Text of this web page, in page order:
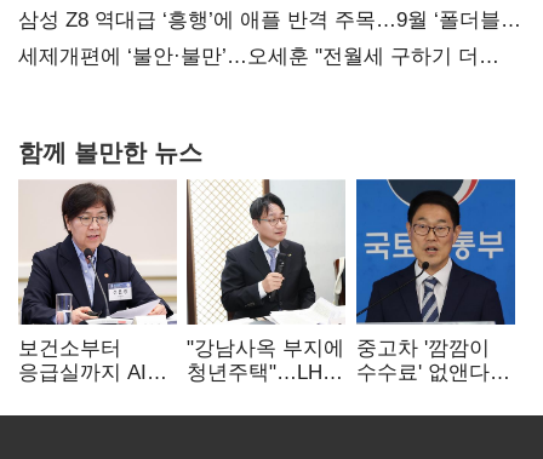
보내
삼성 Z8 역대급 ‘흥행’에 애플 반격 주목…9월 ‘폴더블
대전’
세제개편에 ‘불안·불만’…오세훈 "전월세 구하기 더
함께 볼만한 뉴스
보건소부터
응급실까지 AI
혁신 본격화
"강남사옥 부지에
청년주택"…LH도
중고차 '깜깜이
수수료' 없앤다…
생기면 환불